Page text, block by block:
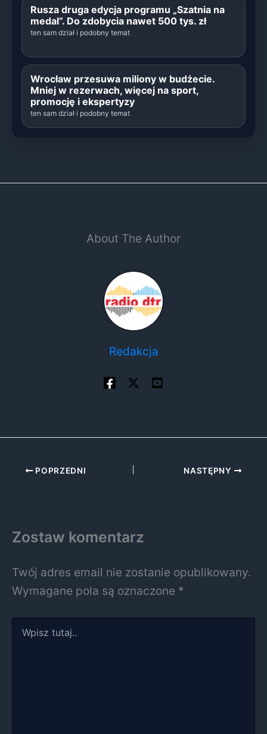
Rusza druga edycja programu „Szatnia na
medal”. Do zdobycia nawet 500 tys. zł
ten sam dział i podobny temat
Wrocław przesuwa miliony w budżecie.
Mniej w rezerwach, więcej na sport,
promocję i ekspertyzy
ten sam dział i podobny temat
About The Author
Redakcja
POPRZEDNI NASTĘPNY
Zostaw komentarz
Twój adres email nie zostanie opublikowany.
Wymagane pola są oznaczone *
tutaj..